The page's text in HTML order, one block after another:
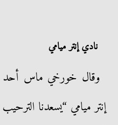
نادي إنتر ميامي
وقال خورخي ماس أحد
إنتر ميامي “يسعدنا